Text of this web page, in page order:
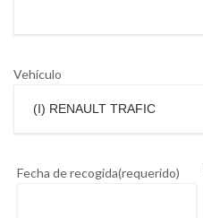
Vehí­culo
Fecha de recogida(requerido)